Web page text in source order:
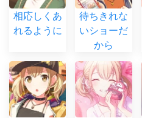
相応しくあ
れるように
待ちきれな
いショーだ
から